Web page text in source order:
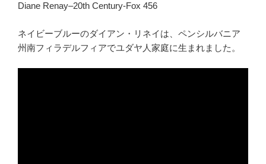
Diane Renay–20th Century-Fox 456
ネイビーブルーのダイアン・リネイは、ペンシルバニア
州南フィラデルフィアでユダヤ人家庭に生まれました。